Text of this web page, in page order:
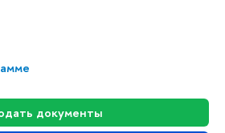
документы